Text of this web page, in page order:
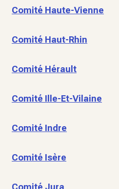
Comité Haute-Vienne
Comité Haut-Rhin
Comité Hérault
Comité Ille-Et-Vilaine
Comité Indre
Comité Isère
Comité Jura